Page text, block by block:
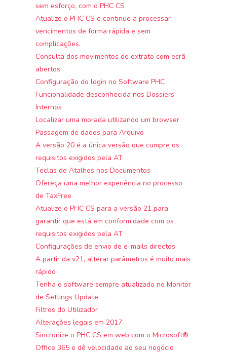
sem esforço, com o PHC CS
Atualize o PHC CS e continue a processar
vencimentos de forma rápida e sem
complicações.
Consulta dos movimentos de extrato com ecrã
abertos
Configuração do login no Software PHC
Funcionalidade desconhecida nos Dossiers
Internos
Localizar uma morada utilizando um browser
Passagem de dados para Arquivo
A versão 20 é a única versão que cumpre os
requisitos exigidos pela AT
Teclas de Atalhos nos Documentos
Ofereça uma melhor experiência no processo
de TaxFree
Atualize o PHC CS para a versão 21 para
garantir que está em conformidade com os
requisitos exigidos pela AT
Configurações de envio de e-mails directos
A partir da v21, alterar parâmetros é muito mais
rápido
Tenha o software sempre atualizado no Monitor
de Settings Update
Filtros do Utilizador
Alterações legais em 2017
Sincronize o PHC CS em web com o Microsoft®
Office 365 e dê velocidade ao seu negócio